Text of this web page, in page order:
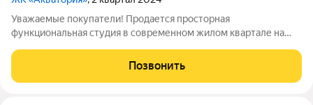
Уважаемые покупатели! Продается просторная
функциональная студия в современном жилом квартале на
Это немаловажный фактор для правильного зонирования
пространства. Есть витражная лоджия, которая
Позвонить